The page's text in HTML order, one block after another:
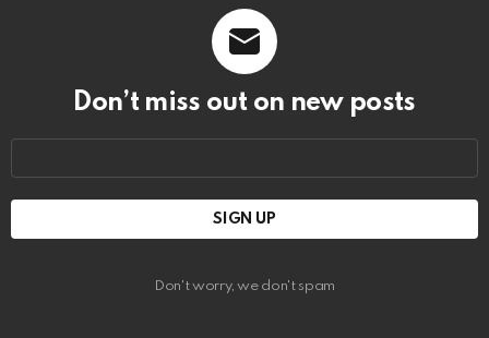
Don’t miss out on new posts
Don't worry, we don't spam